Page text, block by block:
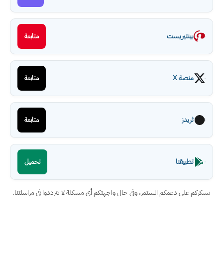
بينتيريست متابعة
منصة X متابعة
ثريدز متابعة
تطبيقنا تحميل
نشكركم على دعمكم المستمر، وفي حال واجهتكم أي مشكلة لا تترددوا في مراسلتنا.